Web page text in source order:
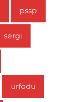
pssp
sergi
urfodu